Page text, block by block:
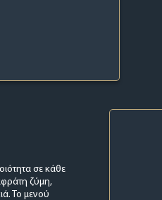
σε κάθε
ζύμη,
Το μενού